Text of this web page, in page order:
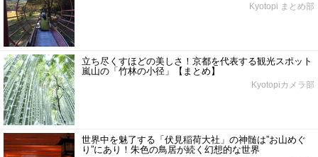
Kyotopi まとめ部
立ち尽くすほどの美しさ！京都を代表する観光スポット
嵐山の「竹林の小径」【まとめ】
Kyotopiカメラ部
世界中を魅了する「伏見稲荷大社」の神髄は”お山めぐ
り”にあり！朱色の鳥居が続く幻想的な世界